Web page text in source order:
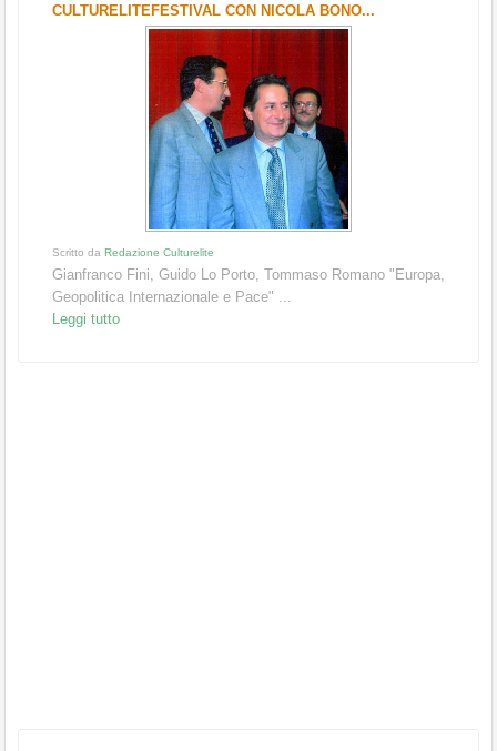
CULTURELITEFESTIVAL CON NICOLA BONO...
Scritto da Redazione Culturelite
Gianfranco Fini, Guido Lo Porto, Tommaso Romano "Europa,
Geopolitica Internazionale e Pace" ...
Leggi tutto